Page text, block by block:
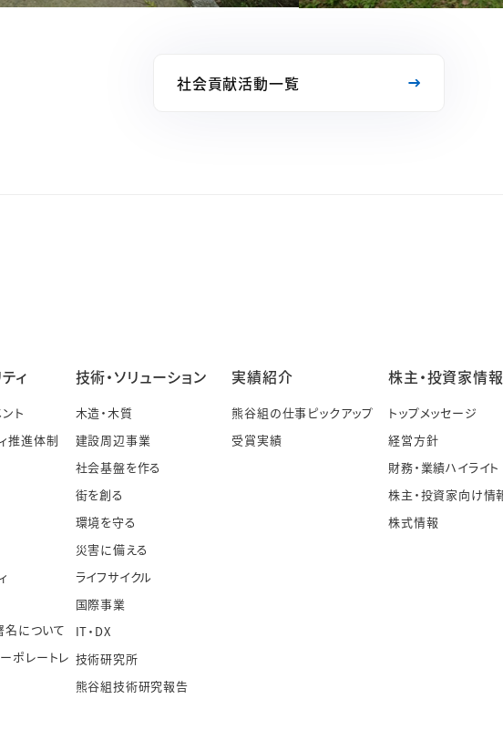
社会貢献活動一覧
ィ
ト
推進体制
名について
ポレートレ
技術・ソリューション
木造・木質
建設周辺事業
社会基盤を作る
街を創る
環境を守る
災害に備える
ライフサイクル
国際事業
IT・DX
技術研究所
熊谷組技術研究報告
実績紹介
熊谷組の仕事ピックアップ
受賞実績
株主・投資家情報
トップメッセージ
経営方針
財務・業績ハイライト
株主・投資家向け情
株式情報